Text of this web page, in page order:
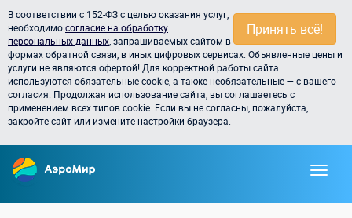
Принять всё!
В соответствии с 152-ФЗ с целью оказания услуг,
необходимосогласие на обработку
персональных данных , запрашиваемых сайтом в
формах обратной связи, в иных цифровых сервисах. Объявленные цены и
услуги не являются офертой! Для корректной работы сайта
используются обязательные cookie, а также необязательные — с вашего
согласия. Продолжая использование сайта, вы соглашаетесь с
применением всех типов cookie. Если вы не согласны, пожалуйста,
закройте сайт или измените настройки браузера.